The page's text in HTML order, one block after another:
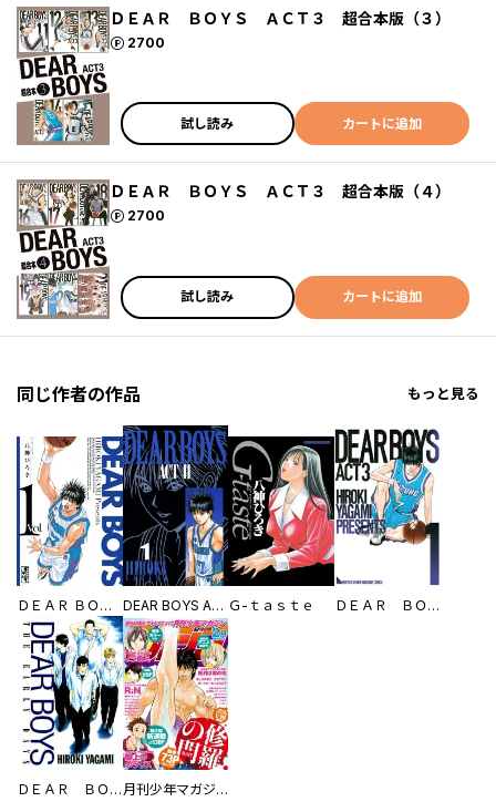
ＤＥＡＲ ＢＯＹＳ ＡＣＴ３ 超合本版（３）
2700
ポイント
試し読み カートに追加
ＤＥＡＲ ＢＯＹＳ ＡＣＴ３ 超合本版（４）
2700
ポイント
試し読み カートに追加
同じ作者の作品 もっと見る
ＤＥＡＲ ＢＯＹＳ DEAR BOYS ACT II Ｇ-ｔａｓｔｅ ＤＥＡＲ ＢＯＹＳ ＡＣＴ ３
ＤＥＡＲ ＢＯＹＳ ＴＨＥ ＥＡＲＬＹ ＤＡＹＳ 月刊少年マガジン